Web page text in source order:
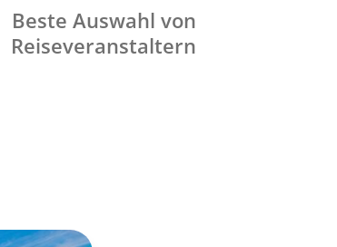
Beste Auswahl von
Reiseveranstaltern